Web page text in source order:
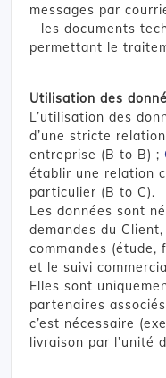
messages par
– les documents
permettant le
Utilisation des
L’utilisation des
d’une stricte
entreprise (B to B) ;
établir une relation
particulier (B to C).
Les données sont
demandes du
commandes (étude,
et le suivi
Elles sont
partenaires
c’est nécessaire
livraison par l’unité